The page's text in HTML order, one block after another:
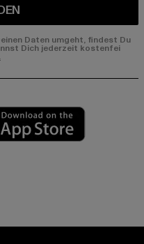
Daten umgeht, findest Du
Dich jederzeit kostenfei